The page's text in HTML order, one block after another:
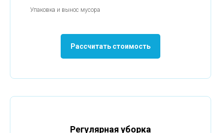
Упаковка и вынос мусора
Рассчитать стоимость
Регулярная уборка